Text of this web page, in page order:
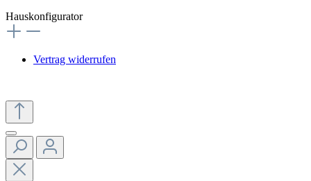
Hauskonfigurator
Vertrag widerrufen